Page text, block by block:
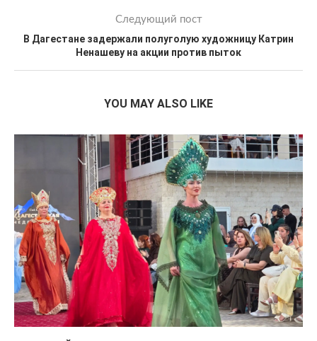
Следующий пост
В Дагестане задержали полуголую художницу Катрин
Ненашеву на акции против пыток
YOU MAY ALSO LIKE